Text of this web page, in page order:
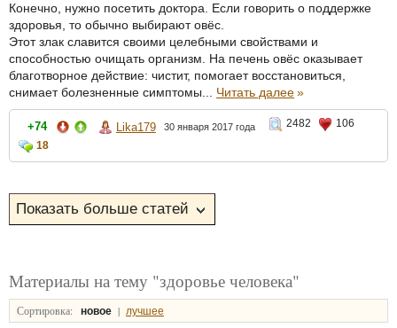
Конечно, нужно посетить доктора. Если говорить о поддержке
здоровья, то обычно выбирают овёс.
Этот злак славится своими целебными свойствами и
способностью очищать организм. На печень овёс оказывает
благотворное действие: чистит, помогает восстановиться,
снимает болезненные симптомы... Читать далее»
+74 Lika179 30 января 2017 года 2482
106
18
Материалы на тему "здоровье человека"
Сортировка: новое | лучшее